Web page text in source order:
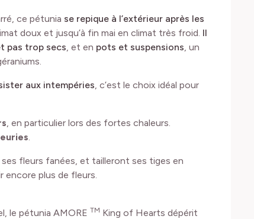
ce pétunia se repique à l’extérieur après les
doux et jusqu’à fin mai en climat très froid. Il
pas trop secs , et en pots et suspensions , un
aux intempéries , c’est le choix idéal pour
, en particulier lors des fortes chaleurs.
fleurs fanées, et tailleront ses tiges en
encore plus de fleurs.
le pétunia AMORE TM King of Hearts dépérit